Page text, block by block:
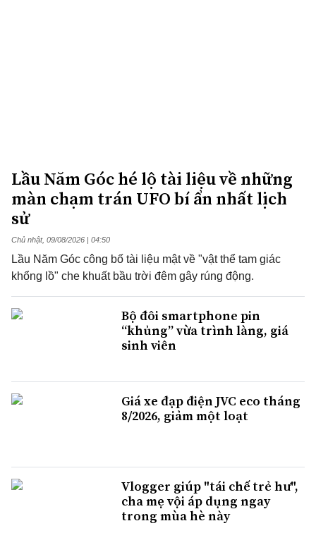
Lầu Năm Góc hé lộ tài liệu về những
màn chạm trán UFO bí ẩn nhất lịch
sử
Chủ nhật, 09/08/2026 | 04:50
Lầu Năm Góc công bố tài liệu mật về "vật thể tam giác
khổng lồ" che khuất bầu trời đêm gây rúng động.
Bộ đôi smartphone pin
“khủng” vừa trình làng, giá
sinh viên
Giá xe đạp điện JVC eco tháng
8/2026, giảm một loạt
Vlogger giúp "tái chế trẻ hư",
cha mẹ vội áp dụng ngay
trong mùa hè này